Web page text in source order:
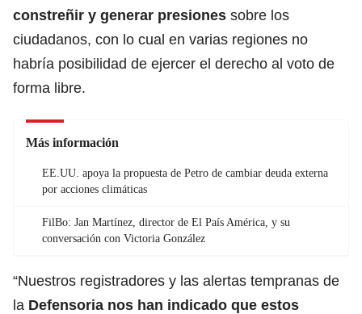
constreñir y generar presiones sobre los
ciudadanos, con lo cual en varias regiones no
habría posibilidad de ejercer el derecho al voto de
forma libre.
Más información
EE.UU. apoya la propuesta de Petro de cambiar deuda externa
por acciones climáticas
FilBo: Jan Martínez, director de El País América, y su
conversación con Victoria González
“Nuestros registradores y las alertas tempranas de
la Defensoria nos han indicado que estos